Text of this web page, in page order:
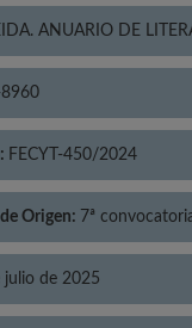
ANUARIO DE
FECYT-450/2024
Origen: 7ª
julio de 2025